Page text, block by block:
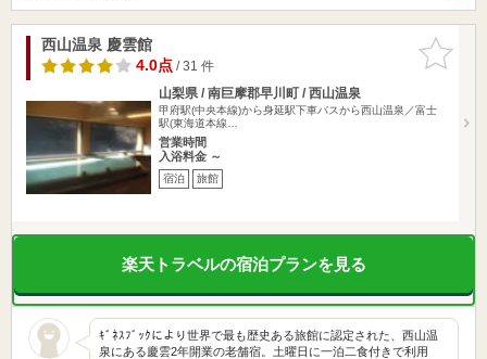
お気に入
りに追加
西山温泉 慶雲館
4.0点/ 31 件
山梨県 / 南巨摩郡早川町 / 西山温泉
甲府駅(中央本線)から身延駅下車バスから西山温泉／富士
駅(東海道本線…
営業時間
入浴料金 ～
宿泊 旅館
楽天トラベルの宿泊プランを見る
ｷﾞﾈｽﾌﾞｯｸにより世界で最も歴史ある旅館に認定された、西山温
泉にある慶雲2年開業の老舗宿。土曜日に一泊二食付きで利用